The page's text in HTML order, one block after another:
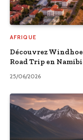
AFRIQUE
Découvrez
Road Trip en
25/06/2026